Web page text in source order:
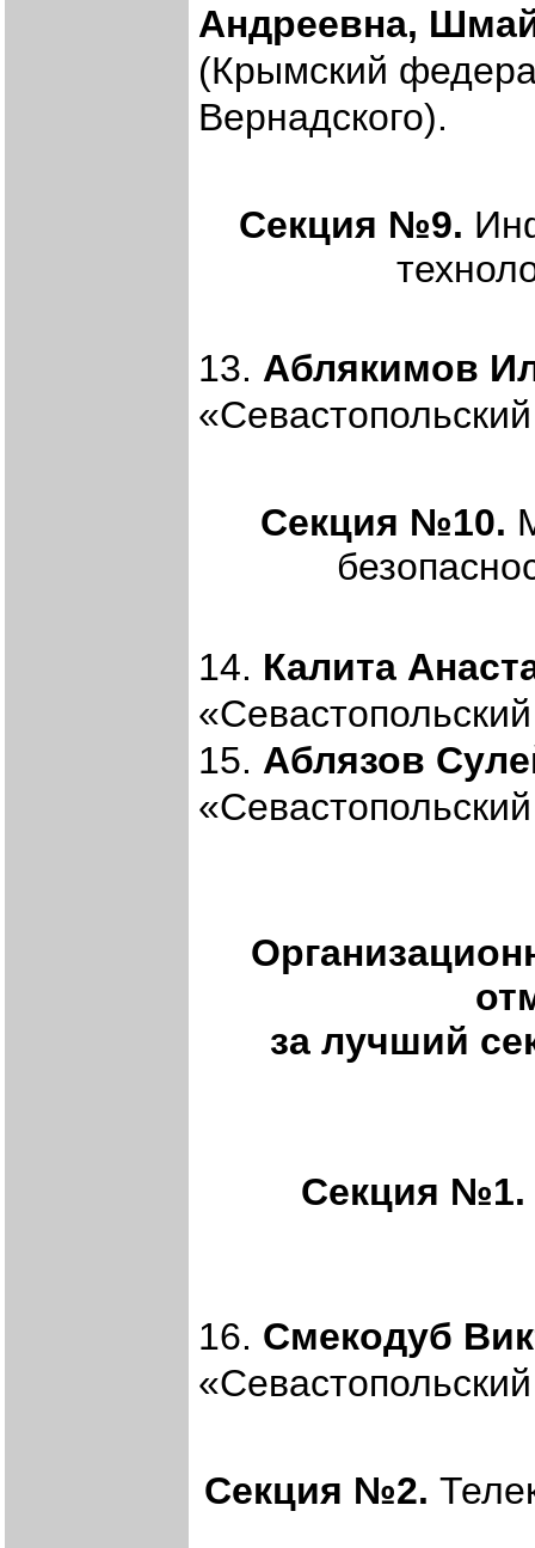
Андреевна,
(Крымский
Вернадского).
Секция №9.
13. Аблякимов
Секция №10.
14. Калита
15. Аблязов
за лучший
Секция №1.
16. Смекодуб
Секция №2.